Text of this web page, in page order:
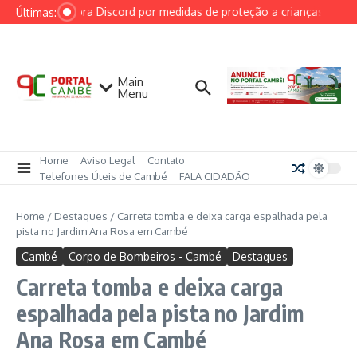
Ir para o conteúdo
Últimas:
AGU cobra Discord por medidas de proteção a crianças após
Main
Menu
Home Aviso Legal
Contato
Telefones Úteis de Cambé
FALA CIDADÃO
Home / Destaques / Carreta tomba e deixa carga espalhada pela
pista no Jardim Ana Rosa em Cambé
Cambé Corpo de Bombeiros - Cambé Destaques
Carreta tomba e deixa carga
espalhada pela pista no Jardim
Ana Rosa em Cambé